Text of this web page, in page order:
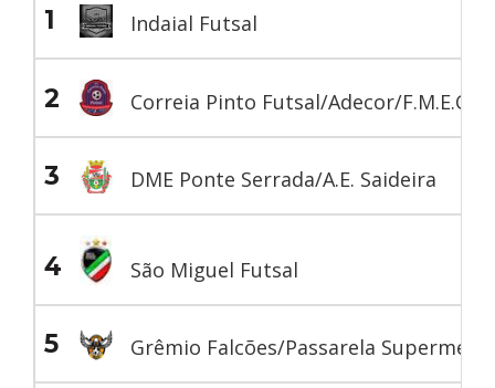
1 Indaial Futsal
2 Correia Pinto Futsal/Adecor/F.M.E.C.
3 DME Ponte Serrada/A.E. Saideira
4 São Miguel Futsal
5 Grêmio Falcões/Passarela